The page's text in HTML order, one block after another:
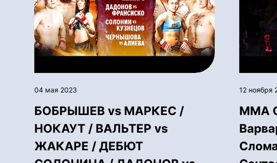
04 мая 2023
БОБРЫШЕВ vs МАРКЕС /
НОКАУТ / ВАЛЬТЕР vs
ЖАКАРЕ / ДЕБЮТ
12 ноября
ММА